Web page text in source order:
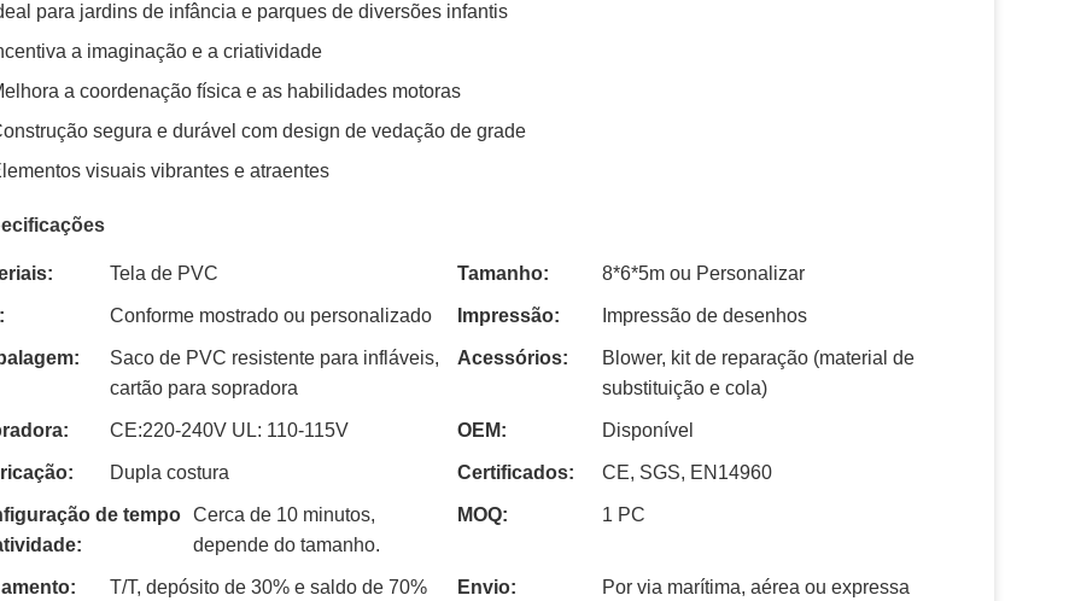
para jardins de infância e parques de diversões infantis
a imaginação e a criatividade
a coordenação física e as habilidades motoras
segura e durável com design de vedação de grade
visuais vibrantes e atraentes
Tela de PVC Tamanho: 8*6*5m ou Personalizar
Conforme mostrado ou personalizado Impressão: Impressão de desenhos
Saco de PVC resistente para infláveis,
cartão para sopradora
Acessórios:
Blower, kit de reparação (material de
substituição e cola)
CE:220-240V UL: 110-115V OEM: Disponível
Dupla costura Certificados: CE, SGS, EN14960
de tempo Cerca de 10 minutos,
depende do tamanho.
MOQ: 1 PC
T/T, depósito de 30% e saldo de 70%
Envio: Por via marítima, aérea ou expressa